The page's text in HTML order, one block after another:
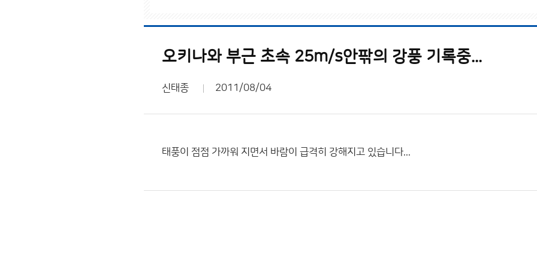
오키나와 부근 초속 25m/s안팎의 강풍 기록중...
신태종 2011/08/04
태풍이 점점 가까워 지면서 바람이 급격히 강해지고 있습니다...